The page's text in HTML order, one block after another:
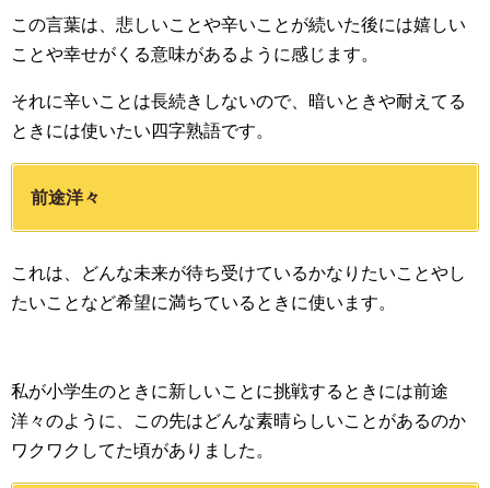
この言葉は、悲しいことや辛いことが続いた後には嬉しい
ことや幸せがくる意味があるように感じます。
それに辛いことは長続きしないので、暗いときや耐えてる
ときには使いたい四字熟語です。
前途洋々
これは、どんな未来が待ち受けているかなりたいことやし
たいことなど希望に満ちているときに使います。
私が小学生のときに新しいことに挑戦するときには前途
洋々のように、この先はどんな素晴らしいことがあるのか
ワクワクしてた頃がありました。